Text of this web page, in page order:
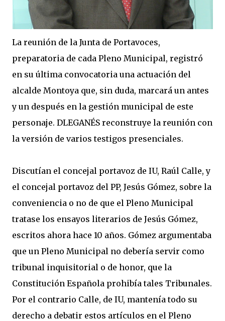
La reunión de la Junta de Portavoces,
preparatoria de cada Pleno Municipal, registró
en su última convocatoria una actuación del
alcalde Montoya que, sin duda, marcará un antes
y un después en la gestión municipal de este
personaje. DLEGANÉS reconstruye la reunión con
la versión de varios testigos presenciales.
Discutían el concejal portavoz de IU, Raúl Calle, y
el concejal portavoz del PP, Jesús Gómez, sobre la
conveniencia o no de que el Pleno Municipal
tratase los ensayos literarios de Jesús Gómez,
escritos ahora hace 10 años. Gómez argumentaba
que un Pleno Municipal no debería servir como
tribunal inquisitorial o de honor, que la
Constitución Española prohibía tales Tribunales.
Por el contrario Calle, de IU, mantenía todo su
derecho a debatir estos artículos en el Pleno